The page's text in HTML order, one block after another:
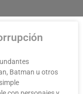
Batman u otros